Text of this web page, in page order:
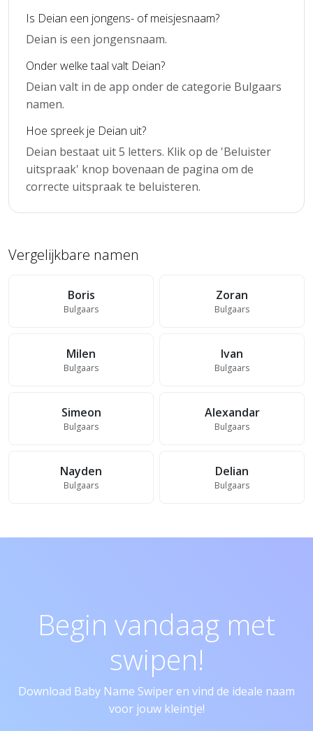
Is Deian een jongens- of meisjesnaam?
Deian is een jongensnaam.
Onder welke taal valt Deian?
Deian valt in de app onder de categorie Bulgaars
namen.
Hoe spreek je Deian uit?
Deian bestaat uit 5 letters. Klik op de 'Beluister
uitspraak' knop bovenaan de pagina om de
correcte uitspraak te beluisteren.
Vergelijkbare namen
Boris
Bulgaars
Zoran
Bulgaars
Milen
Bulgaars
Ivan
Bulgaars
Simeon
Bulgaars
Alexandar
Bulgaars
Nayden
Bulgaars
Delian
Bulgaars
Begin vandaag met
swipen!
Download Baby Name Swiper en vind de ideale naam
voor jouw kleintje!